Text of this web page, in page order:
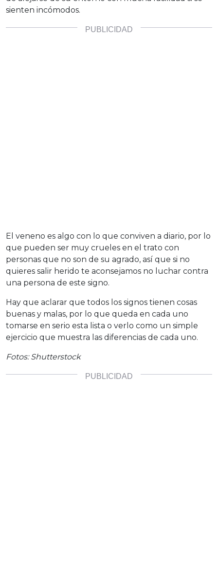
sienten incómodos.
El veneno es algo con lo que conviven a diario, por lo
que pueden ser muy crueles en el trato con
personas que no son de su agrado, así que si no
quieres salir herido te aconsejamos no luchar contra
una persona de este signo.
Hay que aclarar que todos los signos tienen cosas
buenas y malas, por lo que queda en cada uno
tomarse en serio esta lista o verlo como un simple
ejercicio que muestra las diferencias de cada uno.
Fotos: Shutterstock